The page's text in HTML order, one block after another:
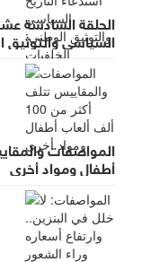
الحلقة السادسة
السياسي والتوثيق
لرؤساء الحكومات
أطفال ومواد أخرى